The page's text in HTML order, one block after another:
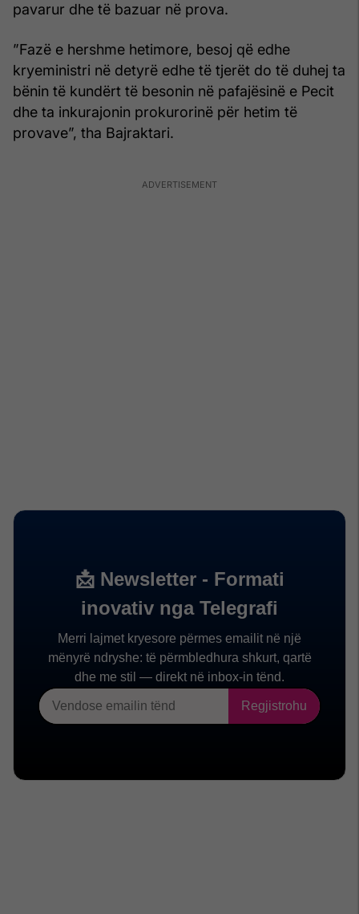
pavarur dhe të bazuar në prova.
”Fazë e hershme hetimore, besoj që edhe
kryeministri në detyrë edhe të tjerët do të duhej ta
bënin të kundërt të besonin në pafajësinë e Pecit
dhe ta inkurajonin prokurorinë për hetim të
provave”, tha Bajraktari.